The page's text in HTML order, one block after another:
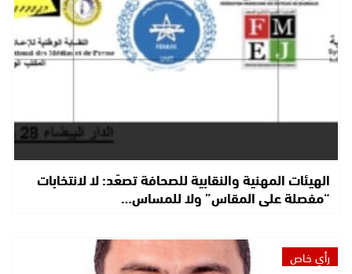
الهيئات المهنية والنقابية للصحافة تصعّد: لا لانتخابات
“مفصلة على المقاس” ولا للمساس…
رأي خاص